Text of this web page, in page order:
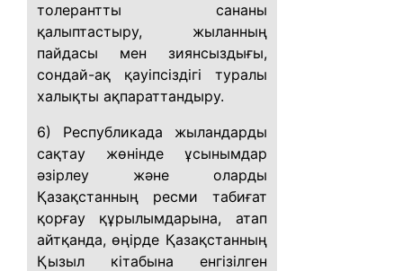
толерантты сананы
қалыптастыру, жыланның
пайдасы мен зиянсыздығы,
сондай-ақ қауіпсіздігі туралы
халықты ақпараттандыру.
6) Республикада жыландарды
сақтау жөнінде ұсынымдар
әзірлеу және оларды
Қазақстанның ресми табиғат
қорғау құрылымдарына, атап
айтқанда, өңірде Қазақстанның
Қызыл кітабына енгізілген